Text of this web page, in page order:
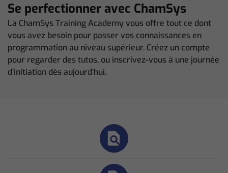
Se perfectionner avec ChamSys
La ChamSys Training Academy vous offre tout ce dont
vous avez besoin pour passer vos connaissances en
programmation au niveau supérieur. Créez un compte
pour regarder des tutos, ou inscrivez-vous à une journée
d’initiation dès aujourd’hui.